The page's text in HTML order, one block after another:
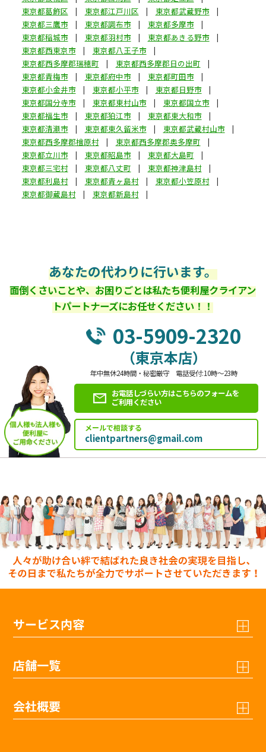
東京都葛飾区
東京都江戸川区
東京都武蔵野市
東京都三鷹市
東京都調布市
東京都多摩市
東京都稲城市
東京都羽村市
東京都あきる野市
東京都西東京市
東京都八王子市
東京都西多摩郡瑞穂町
東京都西多摩郡日の出町
東京都青梅市
東京都府中市
東京都町田市
東京都小金井市
東京都小平市
東京都日野市
東京都国分寺市
東京都東村山市
東京都国立市
東京都福生市
東京都狛江市
東京都東大和市
東京都清瀬市
東京都東久留米市
東京都武蔵村山市
東京都西多摩郡檜原村
東京都西多摩郡奥多摩町
東京都立川市
東京都昭島市
東京都大島町
東京都三宅村
東京都八丈町
東京都神津島村
東京都利島村
東京都青ヶ島村
東京都小笠原村
東京都御蔵島村
東京都新島村
あなたの代わりに行います。
面倒くさいことや、お困りごとは私たち便利屋クライアン
トパートナーズにお任せください！！
03-5909-2320
（東京本店）
年中無休24時間・秘密厳守 電話受付:10時～23時
お電話しづらい方はこちらのフォームを
ご利用ください
メールで相談する
clientpartners@gmail.com
サービス内容
店舗一覧
会社概要